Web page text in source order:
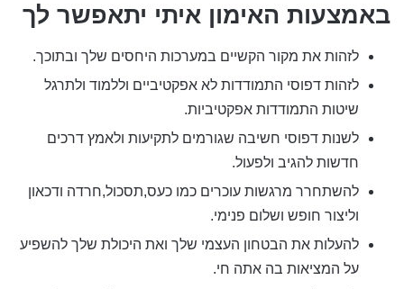
באמצעות האימון איתי יתאפשר לך
לזהות את מקור הקשיים במערכות היחסים שלך ובתוכך.
לזהות דפוסי התמודדות לא אפקטיביים וללמוד ולתרגל
שיטות התמודדות אפקטיביות.
לשנות דפוסי חשיבה שגורמים לתקיעות ולאמץ דרכים
חדשות להגיב ולפעול.
להשתחרר מרגשות עוכרים כמו כעס,תסכול,חרדה ודכאון
וליצור חופש ושלום פנימי.
להעלות את הבטחון העצמי שלך ואת היכולת שלך להשפיע
על המציאות בה אתה חי.